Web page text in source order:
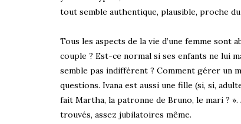
tout semble authentique, plausible, proche
Tous les aspects de la vie d’une femme sont
couple ? Est-ce normal si ses enfants ne lui
semble pas indifférent ? Comment gérer un
questions. Ivana est aussi une fille (si, si,
fait Martha, la patronne de Bruno, le mari ? ».
trouvés, assez jubilatoires même.